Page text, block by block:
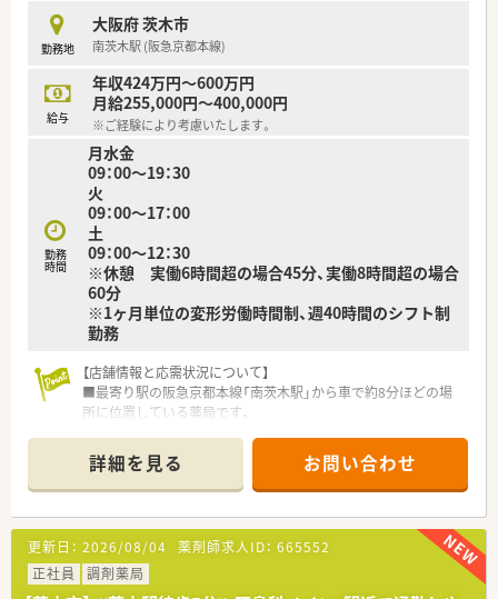
ら勤務している方も多数います。
■離職率が非常に低く、平均年齢30代後半のスタッフが長期的
に安定して勤務を続けています。
【求人情報について】
■ご経験やスキルを十分に考慮し、年収400万円から550万円の
範囲で給与を決定いたします。
■賞与は年に2回、合計で約4.5ヶ月分の支給実績があり、日々の
頑張りがきちんと評価されます。
■住宅手当や家族手当、食事手当など、生活をサポートするため
の福利厚生が大変充実しています。
勤務地
大阪府 茨木市
南茨木駅 (阪急京都本線)
給与
年収424万円～600万円
月給255,000円～400,000円
※ご経験により考慮いたします。
勤務
時間
月水金
09：00～19：30
火
09：00～17：00
土
09：00～12：30
※休憩 実働6時間超の場合45分、実働8時間超の場合
60分
※1ヶ月単位の変形労働時間制、週40時間のシフト制
勤務
【店舗情報と応需状況について】
■最寄り駅の阪急京都本線「南茨木駅」から車で約8分ほどの場
所に位置している薬局です。
品を取り扱っています。
■薬剤師は常勤2名、医療事務は2名が在籍しており、協力しなが
ら業務を進めています。
【法人特徴について】
■東証プライム市場に上場している大手ホールディングスのグ
ループ会社で、安定した経営基盤が特徴です。
■患者さまの生活の質を考慮した服薬指導を徹底し、信頼される
詳細を見る お問い合わせ
更新日： 2026/08/04 薬剤師求人ID： 665552
正社員
調剤薬局